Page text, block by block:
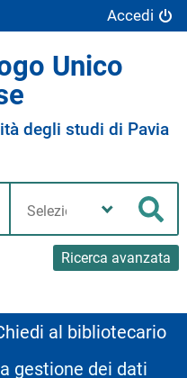
Accedi
Unico
degli studi di Pavia
Ricerca avanzata
biblioteca
al bibliotecario
gestione dei dati